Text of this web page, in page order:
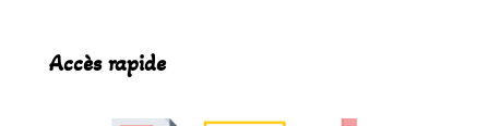
Accès rapide